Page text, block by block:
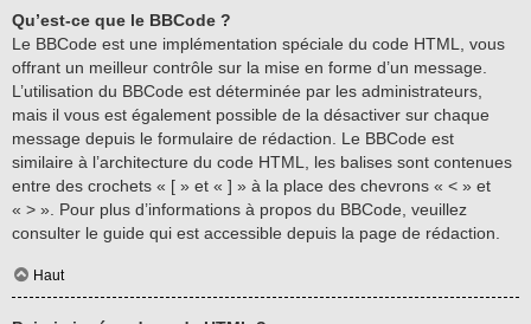
Qu’est-ce que le BBCode ?
Le BBCode est une implémentation spéciale du code HTML, vous
offrant un meilleur contrôle sur la mise en forme d’un message.
L’utilisation du BBCode est déterminée par les administrateurs,
mais il vous est également possible de la désactiver sur chaque
message depuis le formulaire de rédaction. Le BBCode est
similaire à l’architecture du code HTML, les balises sont contenues
entre des crochets « [ » et « ] » à la place des chevrons « < » et
« > ». Pour plus d’informations à propos du BBCode, veuillez
consulter le guide qui est accessible depuis la page de rédaction.
Haut